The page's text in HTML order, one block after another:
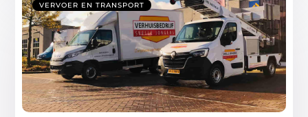
VERVOER EN TRANSPORT